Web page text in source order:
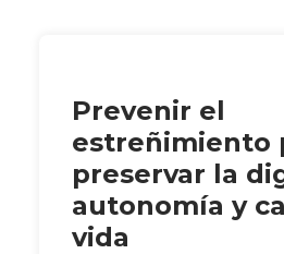
Prevenir el
estreñimiento
preservar la
autonomía y
vida